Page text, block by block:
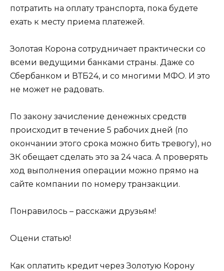
потратить на оплату транспорта, пока будете
ехать к месту приема платежей.
Золотая Корона сотрудничает практически со
всеми ведущими банками страны. Даже со
Сбербанком и ВТБ24, и со многими МФО. И это
не может не радовать.
По закону зачисление денежных средств
происходит в течение 5 рабочих дней (по
окончании этого срока можно бить тревогу), но
ЗК обещает сделать это за 24 часа. А проверять
ход выполнения операции можно прямо на
сайте компании по номеру транзакции.
Понравилось – расскажи друзьям!
Оцени статью!
Как оплатить кредит через Золотую Корону